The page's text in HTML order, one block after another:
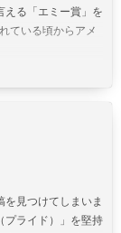
える「エミー賞」を
ている頃からアメ
を見つけてしまいま
プライド）」を堅持